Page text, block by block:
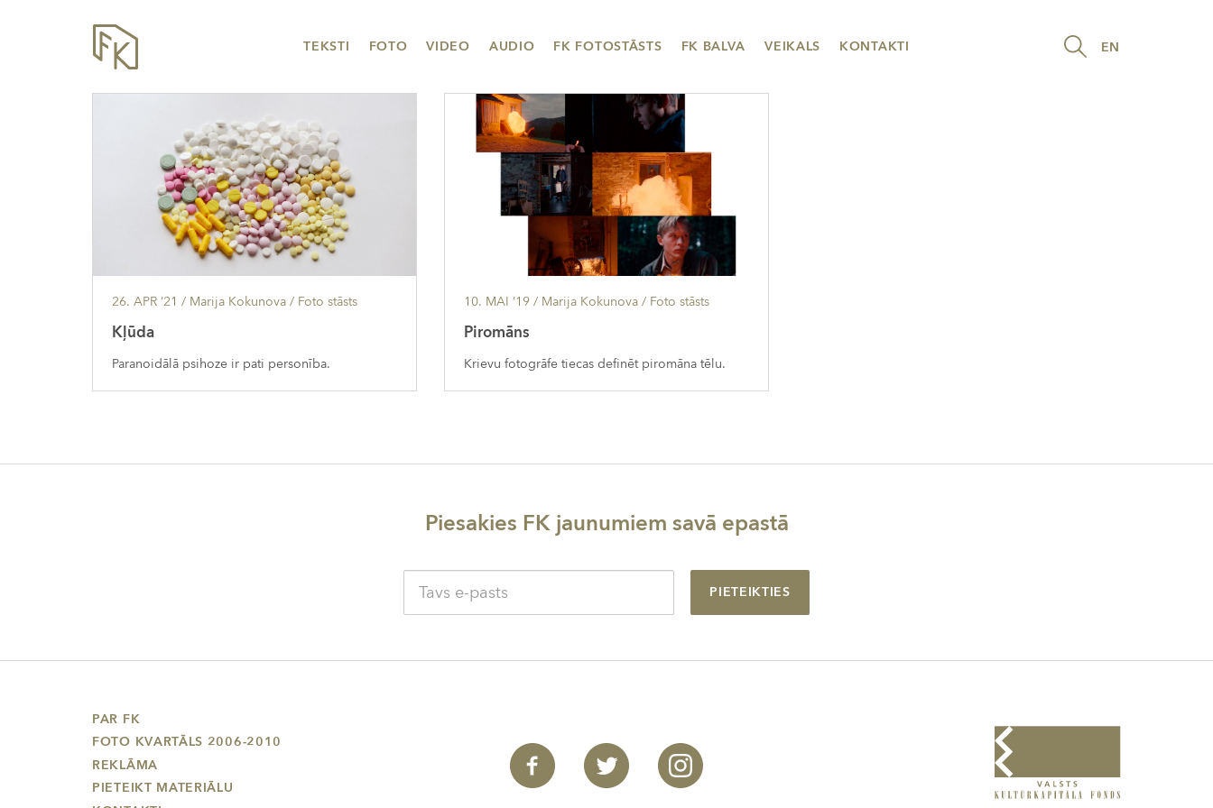
EN
TEKSTI FOTO VIDEO AUDIO FK FOTOSTĀSTS FK BALVA VEIKALS KONTAKTI
26. APR ’21 / Marija Kokunova / Foto stāsts
Kļūda
Paranoidālā psihoze ir pati personība.
10. MAI ’19/ Marija Kokunova / Foto stāsts
Piromāns
Krievu fotogrāfe tiecas definēt piromāna tēlu.
Piesakies FK jaunumiem savā epastā
PIETEIKTIES
PAR FK
FOTO KVARTĀLS 2006-2010
REKLĀMA
PIETEIKT MATERIĀLU